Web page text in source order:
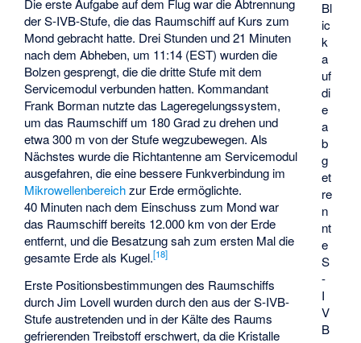
Bl
ic
k
a
uf
di
e
a
b
g
et
re
n
nt
e
S
-
I
V
B
der S-IVB-Stufe, die das Raumschiff auf Kurs zum
Mond gebracht hatte. Drei Stunden und 21 Minuten
nach dem Abheben, um 11:14 (EST) wurden die
Bolzen gesprengt, die die dritte Stufe mit dem
Servicemodul verbunden hatten. Kommandant
Frank Borman nutzte das Lageregelungssystem,
um das Raumschiff um 180 Grad zu drehen und
etwa 300 m von der Stufe wegzubewegen. Als
Nächstes wurde die Richtantenne am Servicemodul
ausgefahren, die eine bessere Funkverbindung im
Mikrowellenbereichzur Erde ermöglichte.
40 Minuten nach dem Einschuss zum Mond war
das Raumschiff bereits 12.000 km von der Erde
entfernt, und die Besatzung sah zum ersten Mal die
gesamte Erde als Kugel.[18]
Erste Positionsbestimmungen des Raumschiffs
durch Jim Lovell wurden durch den aus der S-IVB-
Stufe austretenden und in der Kälte des Raums
gefrierenden Treibstoff erschwert, da die Kristalle